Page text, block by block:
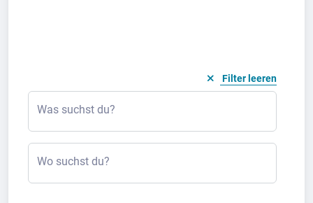
Filter leeren
Was suchst du?
Wo suchst du?